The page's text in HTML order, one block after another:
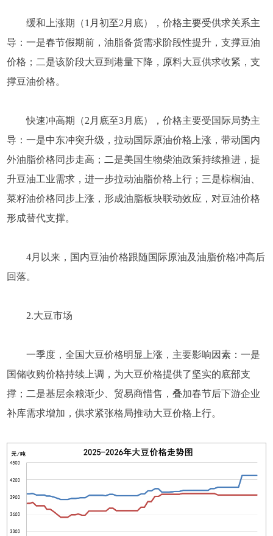
缓和上涨期（1月初至2月底），价格主要受供求关系主
导：一是春节假期前，油脂备货需求阶段性提升，支撑豆油
价格；二是该阶段大豆到港量下降，原料大豆供求收紧，支
撑豆油价格。
快速冲高期（2月底至3月底），价格主要受国际局势主
导：一是中东冲突升级，拉动国际原油价格上涨，带动国内
外油脂价格同步走高；二是美国生物柴油政策持续推进，提
升豆油工业需求，进一步拉动油脂价格上行；三是棕榈油、
菜籽油价格同步上涨，形成油脂板块联动效应，对豆油价格
形成替代支撑。
4月以来，国内豆油价格跟随国际原油及油脂价格冲高后
回落。
2.大豆市场
一季度，全国大豆价格明显上涨，主要影响因素：一是
国储收购价格持续上调，为大豆价格提供了坚实的底部支
撑；二是基层余粮渐少、贸易商惜售，叠加春节后下游企业
补库需求增加，供求紧张格局推动大豆价格上行。